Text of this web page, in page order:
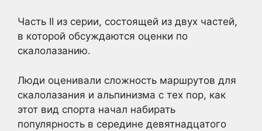
Часть II из серии, состоящей из двух частей,
в которой обсуждаются оценки по
скалолазанию.
Люди оценивали сложность маршрутов для
скалолазания и альпинизма с тех пор, как
этот вид спорта начал набирать
популярность в середине девятнадцатого